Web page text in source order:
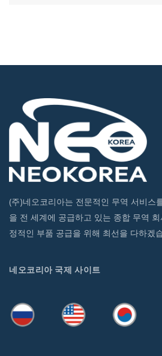
(주)네오코리아는 전문적인 무역 서비스
을 전 세계에 공급하고 있는 종합 무역
정적인 부품 공급을 위해 최선을 다하겠
네오코리아 국제 사이트